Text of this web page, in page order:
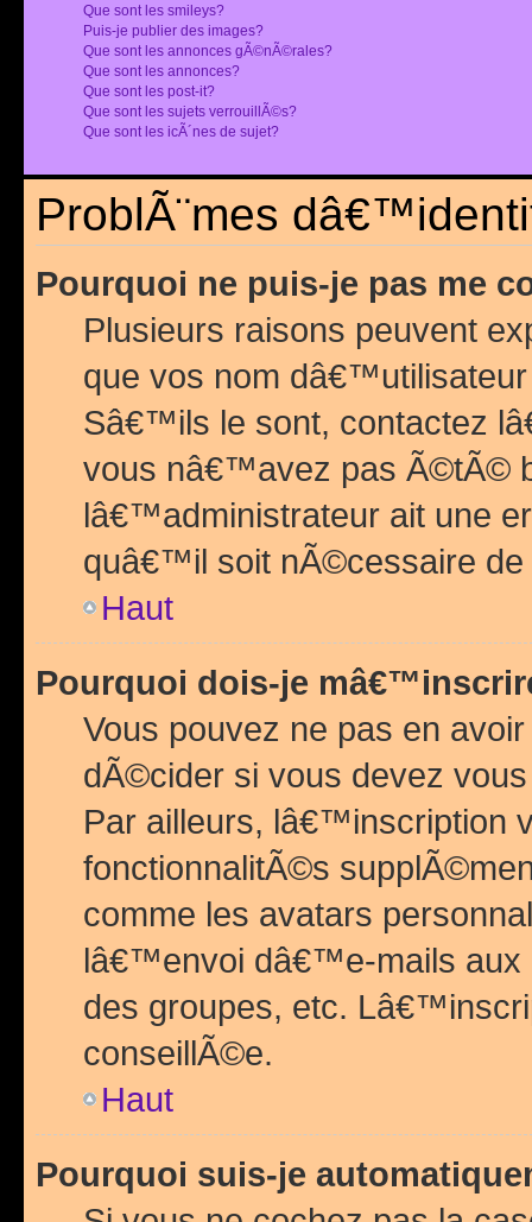
Que sont les smileys?
Puis-je publier des images?
Que sont les annonces gÃ©nÃ©rales?
Que sont les annonces?
Que sont les post-it?
Que sont les sujets verrouillÃ©s?
Que sont les icÃ´nes de sujet?
ProblÃ¨mes
Pourquoi ne puis-je pas me
Plusieurs raisons peuvent
que vos nom
Sâ€™ils le sont, contactez
vous nâ€™avez pas Ã©tÃ©
lâ€™administrateur ait une
quâ€™il soit nÃ©cessaire de
Haut
Pourquoi dois-je
Vous pouvez ne pas en
dÃ©cider si vous devez
Par ailleurs, lâ€™inscription
fonctionnalitÃ©s
comme les avatars
lâ€™envoi dâ€™e-mails
des groupes, etc.
conseillÃ©e.
Haut
Pourquoi suis-je